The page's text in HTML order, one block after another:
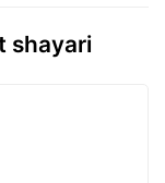
shayari